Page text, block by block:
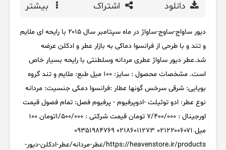
دانلود اشتراک بیشتر
دیور ساواج-ساوج-ساواژ در ماه سپتامبر سال ۲۰۱۵ با رایحه ای ملایم
و تند و با طرحی از فرانسوا دماکی به بازار عطر و ادکلن عرضه
شد.عطر دیور ساواژ عطری مردانه وسلطنتی با رایحه بسیار خاص
است. مشخصات محصول : سایز: ۱۰۰ میل طبع: ملایم و تند گروه
بویایی: شرقی سرخس گونها عطار :فرانسوا دمکی جنسیت: مردانه
نوع عطر: ادو توئیلت -ادوپرفیوم - پرفیوم فصل: تمام فصول قیمت
اورجینال : ۷/۴۰۰/۰۰۰ تومان قیمت شرکتی : ۱/۵۰۰/۰۰۰تومان ۱۰۰
میل ۰۲۱۲۲۰۰۶۰۷۱ ۰۲۱۸۶۰۱۱۲۷۳ ۰۹۳۵۱۹۸۴۷۶۹
https://heavenstore.ir/products/عطر-مردانه/عطر-ادکلن-دیور-